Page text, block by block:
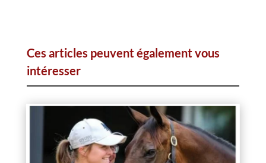
Ces articles peuvent également vous
intéresser